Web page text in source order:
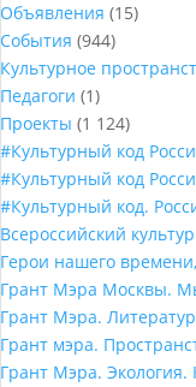
Объявления (15)
События (944)
Культурное
Педагоги (1)
Проекты (1 124)
#Культурный код
#Культурный код
#Культурный код.
Всероссийский
Герои нашего
Грант Мэра Москвы.
Грант Мэра.
Грант мэра.
Грант Мэра.